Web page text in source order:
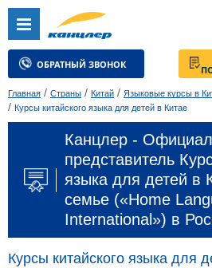
ОБРАТНЫЙ ЗВОНОК
Главная / Страны / Китай / Языковые курсы в
/ Курсы китайского языка для детей в Китае
Канцлер -
представитель
языка для детей в
семье («Home
International») в
Курсы китайского языка для